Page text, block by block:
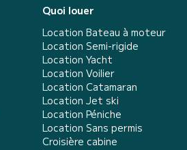
Quoi louer
Location Bateau à moteur
Location Semi-rigide
Location Yacht
Location Voilier
Location Catamaran
Location Jet ski
Location Péniche
Location Sans permis
Croisière cabine